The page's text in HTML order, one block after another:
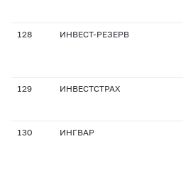
128 ИНВЕСТ-РЕЗЕРВ
129 ИНВЕСТСТРАХ
130 ИНГВАР